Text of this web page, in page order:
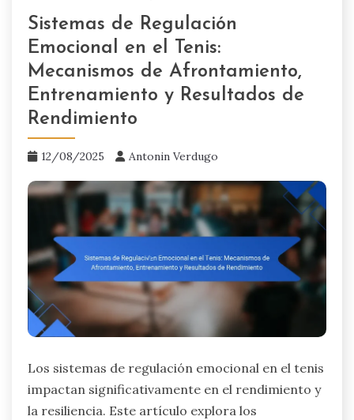
Sistemas de Regulación
Emocional en el Tenis:
Mecanismos de Afrontamiento,
Entrenamiento y Resultados de
Rendimiento
12/08/2025 Antonin Verdugo
Los sistemas de regulación emocional en el tenis
impactan significativamente en el rendimiento y
la resiliencia. Este artículo explora los